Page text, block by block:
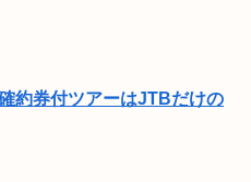
約券付ツアーはJTBだけの